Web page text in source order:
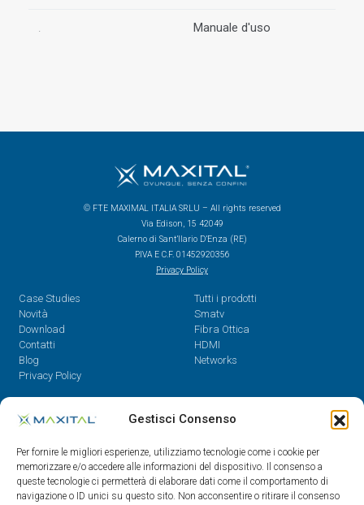
Gestisci Consenso
Per fornire le migliori esperienze, utilizziamo tecnologie come i cookie per
memorizzare e/o accedere alle informazioni del dispositivo. Il consenso a
queste tecnologie ci permetterà di elaborare dati come il comportamento di
navigazione o ID unici su questo sito. Non acconsentire o ritirare il consenso
. Manuale d'uso
© FTE MAXIMAL ITALIA SRLU – All rights reserved
Via Edison, 15 42049
Calerno di Sant’Ilario D’Enza (RE)
P.IVA E C.F. 01452920356
Privacy Policy
Case Studies
Novità
Download
Contatti
Blog
Privacy Policy
Tutti i prodotti
Smatv
Fibra Ottica
HDMI
Networks
Contatti
08.30 - 12.30 / 14 - 18
0522/909701